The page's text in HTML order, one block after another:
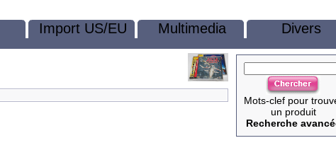
Import US/EU Multimedia Divers
Mots-clef pour
un produit
Recherche